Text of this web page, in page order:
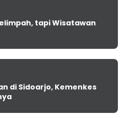
tapi Wisatawan
di Sidoarjo, Kemenkes